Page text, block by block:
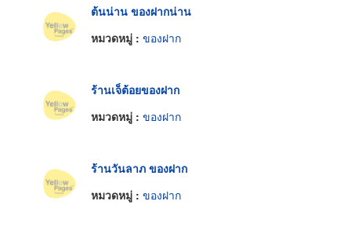
ต้นน่าน ของฝากน่าน
หมวดหมู่ : ของฝาก
ร้านเจ็ต้อยของฝาก
หมวดหมู่ : ของฝาก
ร้านวันลาภ ของฝาก
หมวดหมู่ : ของฝาก